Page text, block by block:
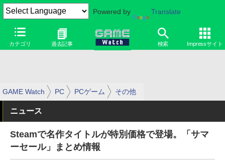
Powered by Translate
カテゴリ 過去記事 検索 Impressサイト
GAME Watch PC PCゲーム その他
ニュース
Steamで名作タイトルが特別価格で登場。「サマ
ーセール」まとめ情報